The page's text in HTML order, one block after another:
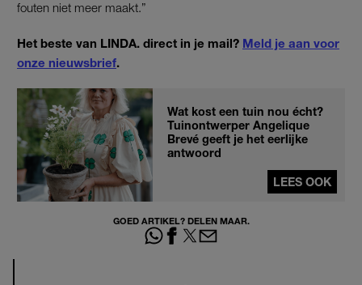
fouten niet meer maakt.”
Het beste van LINDA. direct in je mail? Meld je aan voor
onze nieuwsbrief.
Wat kost een tuin nou écht?
Tuinontwerper Angelique
Brevé geeft je het eerlijke
antwoord
LEES OOK
GOED ARTIKEL? DELEN MAAR.